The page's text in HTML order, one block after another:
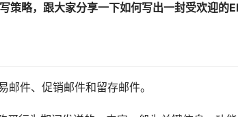
策略，跟大家分享一下如何写出一封受欢迎的
件、促销邮件和留存邮件。